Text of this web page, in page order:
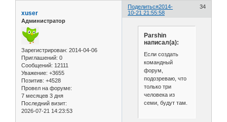
Поделиться 34
2014-
10-21 21:55:58
xuser
Администратор
Зарегистрирован: 2014-04-06
Приглашений: 0
Сообщений: 12111
Уважение: +3655
Позитив: +4528
Провел на форуме:
7 месяцев 3 дня
Последний визит:
2026-07-21 14:23:53
Parshin
написал(а):
Если создать
командный
форум,
подозреваю, что
только три
человека из
семи, будут там.